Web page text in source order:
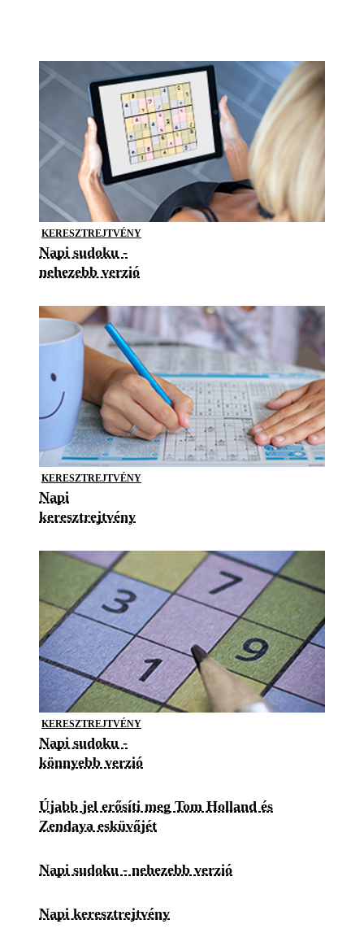
KERESZTREJTVÉNY
Napi sudoku -
nehezebb verzió
KERESZTREJTVÉNY
Napi
keresztrejtvény
KERESZTREJTVÉNY
Napi sudoku -
könnyebb verzió
Újabb jel erősíti meg Tom Holland és
Zendaya esküvőjét
Napi sudoku - nehezebb verzió
Napi keresztrejtvény